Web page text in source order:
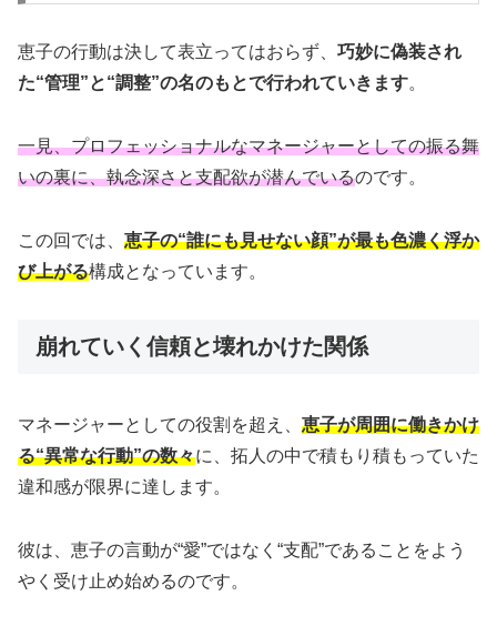
恵子の行動は決して表立ってはおらず、 巧妙に偽装され
た“管理”と“調整”の名のもとで行われていきます。
一見、プロフェッショナルなマネージャーとしての振る舞
いの裏に、執念深さと支配欲が潜んでいるのです。
この回では、 恵子の“誰にも見せない顔”が最も色濃く浮か
び上がる構成となっています。
崩れていく信頼と壊れかけた関係
マネージャーとしての役割を超え、 恵子が周囲に働きかけ
る“異常な行動”の数々に、拓人の中で積もり積もっていた
違和感が限界に達します。
彼は、恵子の言動が“愛”ではなく“支配”であることをよう
やく受け止め始めるのです。